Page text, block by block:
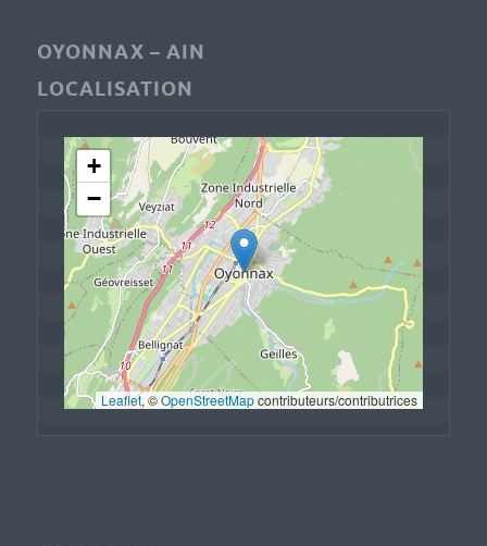
OYONNAX – AIN
LOCALISATION
+
−
Leaflet, © OpenStreetMap contributeurs/contributrices